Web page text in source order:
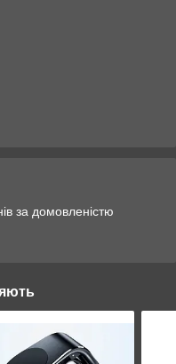
за домовленістю